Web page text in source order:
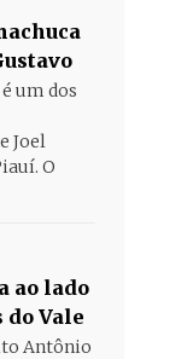
um dos
Joel
O
ao lado
do Vale
Antônio